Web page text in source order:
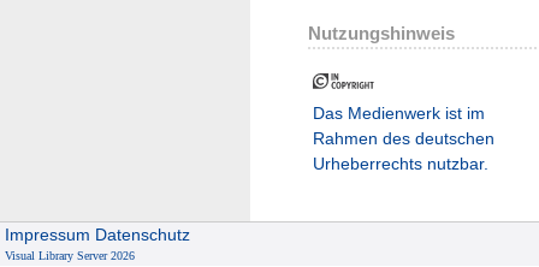
Nutzungshinweis
Das Medienwerk ist im
Rahmen des deutschen
Urheberrechts nutzbar.
Impressum Datenschutz
Visual Library Server 2026